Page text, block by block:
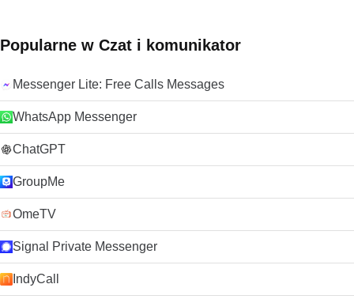
Popularne w Czat i komunikator
Messenger Lite: Free Calls Messages
WhatsApp Messenger
ChatGPT
GroupMe
OmeTV
Signal Private Messenger
IndyCall